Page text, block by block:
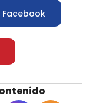
Facebook